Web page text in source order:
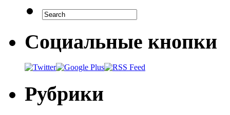
Социальные кнопки
Рубрики